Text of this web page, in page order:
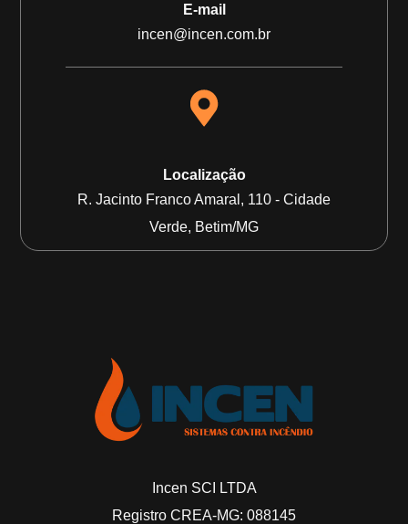
E-mail
incen@incen.com.br
Localização
R. Jacinto Franco Amaral, 110 - Cidade
Verde, Betim/MG
Incen SCI LTDA
Registro CREA-MG: 088145